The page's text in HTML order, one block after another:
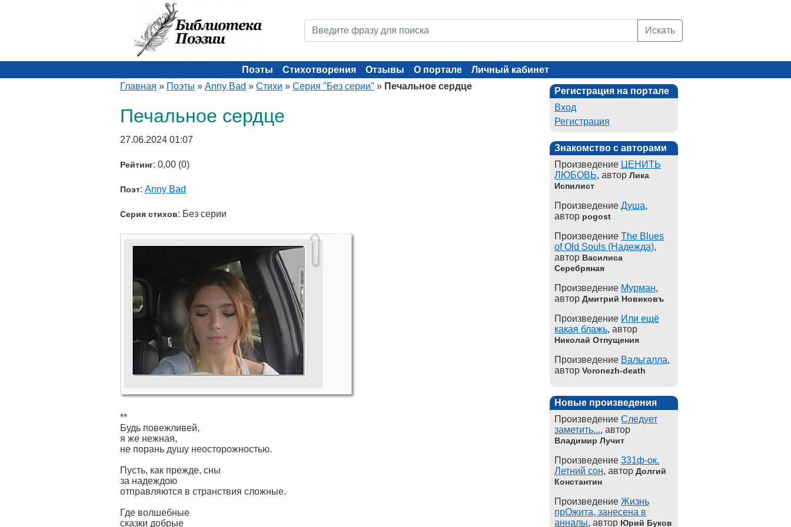
Искать
Поэты Стихотворения Отзывы О портале
Личный кабинет
Главная » Поэты » Anny Bad » Стихи » Серия "Без серии" » Печальное сердце
Печальное сердце
27.06.2024 01:07
Рейтинг: 0,00 (0)
Поэт: Anny Bad
Серия стихов: Без серии
**
Будь повежливей,
я же нежная,
не порань душу неосторожностью.
Пусть, как прежде, сны
за надеждою
отправляются в странствия сложные.
Где волшебные
сказки добрые
Регистрация на портале
Вход
Регистрация
Знакомство с авторами
Произведение ЦЕНИТЬ
ЛЮБОВЬ, автор Лика
Испилист
Произведение Душа,
автор pogost
Произведение The Blues
of Old Souls (Надежда),
автор Василиса
Серебряная
Произведение Мурман,
автор Дмитрий Новиковъ
Произведение Или ещё
какая блажь, автор
Николай Отпущения
Произведение Вальгалла,
автор Voronezh-death
Новые произведения
Произведение Следует
заметить..., автор
Владимир Лучит
Произведение 331ф-ок.
Летний сон, автор Долгий
Константин
Произведение Жизнь
прОжита, занесена в
анналы, автор Юрий Буков